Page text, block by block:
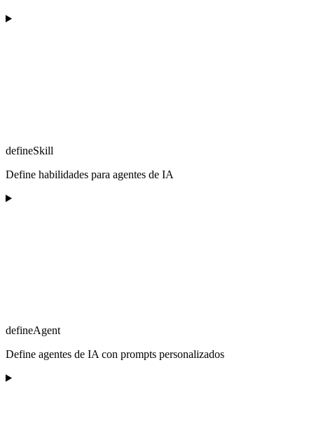
defineSkill
Define habilidades para agentes de IA
defineAgent
Define agentes de IA con prompts personalizados